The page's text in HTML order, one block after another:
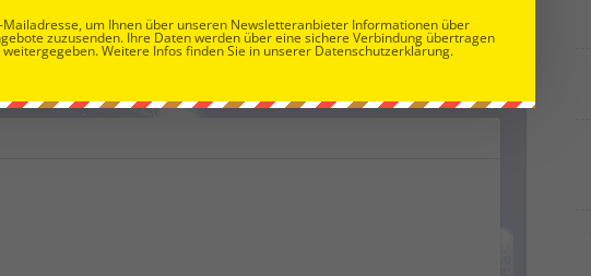
NÄCHSTE
Mailadresse, um Ihnen über unseren Newsletteranbieter Informationen über
zuzusenden. Ihre Daten werden über eine sichere Verbindung übertragen
Weitere Infos finden Sie in unserer Datenschutzerklärung.